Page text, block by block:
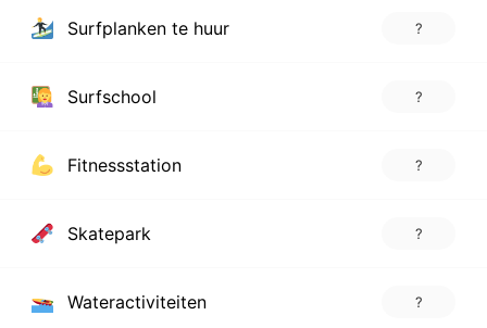
Surfplanken te huur ?
Surfschool ?
Fitnessstation ?
Skatepark ?
Wateractiviteiten ?